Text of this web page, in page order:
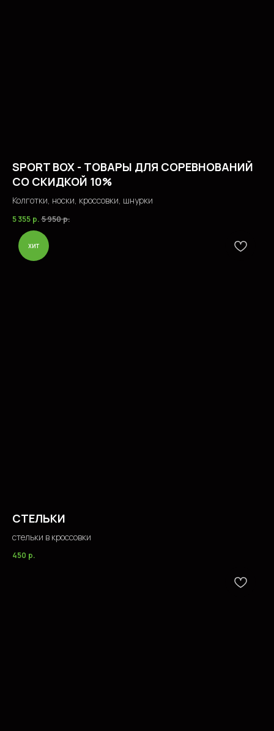
SPORT BOX - ТОВАРЫ ДЛЯ СОРЕВНОВАНИЙ
СО СКИДКОЙ 10%
Колготки, носки, кроссовки, шнурки
5 355 р. 5 950р.
хит
СТЕЛЬКИ
стельки в кроссовки
450 р.